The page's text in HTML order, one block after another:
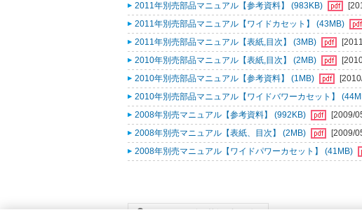
2011年別売部品マニュアル【参考資料】 (983KB)
2011年別売部品マニュアル【ワイドカセット】 (43MB)
2011年別売部品マニュアル【表紙,目次】 (3MB)
2010年別売部品マニュアル【表紙,目次】 (2MB)
2010年別売部品マニュアル【参考資料】 (1MB)
2010年別売部品マニュアル【ワイドバワーカセット】
2008年別売マニュアル【参考資料】 (992KB)
[2009/
2008年別売マニュアル【表紙、目次】 (2MB)
[2009/
2008年別売マニュアル【ワイドパワーカセット】 (41MB)